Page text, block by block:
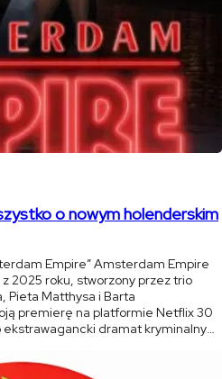
o nowym holenderskim
Empire” Amsterdam Empire
2025 roku, stworzony przez trio
Pieta Matthysa i Barta
premierę na platformie Netflix 30
dramat kryminalny
dramatu rodzinnego, […]